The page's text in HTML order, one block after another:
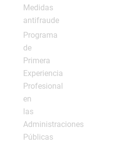
Medidas
antifraude
Programa
de
Primera
Experiencia
Profesional
en
las
Administraciones
Públicas